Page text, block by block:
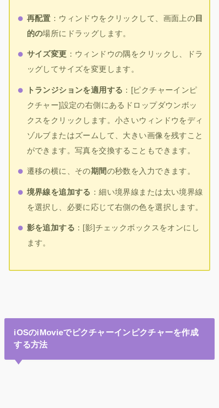
再配置 ：ウィンドウをクリックして、画面上の目
的の場所にドラッグします。
サイズ変更 ：ウィンドウの隅をクリックし、ドラ
ッグしてサイズを変更します。
トランジションを適用する ：[ピクチャーインピ
クチャー]設定の右側にあるドロップダウンボッ
クスをクリックします。小さいウィンドウをディ
ゾルブまたはズームして、大きい画像を残すこと
ができます。写真を交換することもできます。
遷移の横に、その期間の秒数を入力できます。
境界線を追加する ：細い境界線または太い境界線
を選択し、必要に応じて右側の色を選択します。
影を追加する ：[影]チェックボックスをオンにし
ます。
iOSのiMovieでピクチャーインピクチャーを作成
する方法